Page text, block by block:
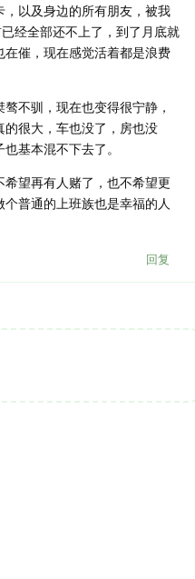
以及身边的所有朋友，被我
经全部还不上了，到了月底就
催，现在感觉活着都是浪费
不驯，现在也变得很宁静，
很大，车也没了，房也没
基本混不下去了。
望再有人赌了，也不希望更
普通的上班族也是幸福的人
回复